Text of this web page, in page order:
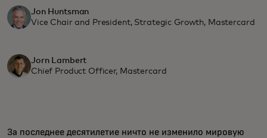
Jon Huntsman
Vice Chair and President, Strategic Growth, Mastercard
Jorn Lambert
Chief Product Officer, Mastercard
За последнее десятилетие ничто не изменило мировую